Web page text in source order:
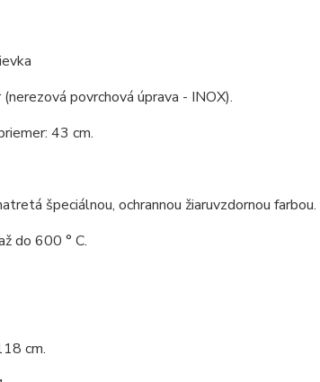
povrchová úprava - INOX).
43 cm.
špeciálnou, ochrannou žiaruvzdornou farbou.
do 600 ° C.
cm.